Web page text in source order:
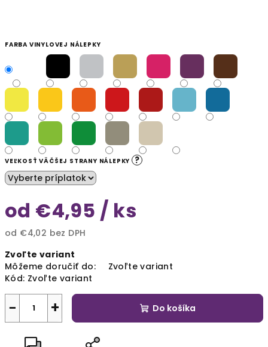
FARBA VINYLOVEJ NÁLEPKY
VEĽKOSŤ VÄČŠEJ STRANY NÁLEPKY ?
od €4,95 / ks
od €4,02 bez DPH
cena:
Zvoľte variant
Môžeme doručiť do:
Zvoľte variant
Kód: Zvoľte variant
+
− Do košíka